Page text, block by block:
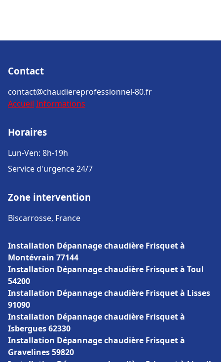
Contact
contact@chaudiereprofessionnel-80.fr
Accueil Informations
Horaires
Lun-Ven: 8h-19h
Service d'urgence 24/7
Zone intervention
Biscarrosse, France
Installation Dépannage chaudière Frisquet à
Montévrain 77144
Installation Dépannage chaudière Frisquet à Toul
54200
Installation Dépannage chaudière Frisquet à Lisses
91090
Installation Dépannage chaudière Frisquet à
Isbergues 62330
Installation Dépannage chaudière Frisquet à
Gravelines 59820